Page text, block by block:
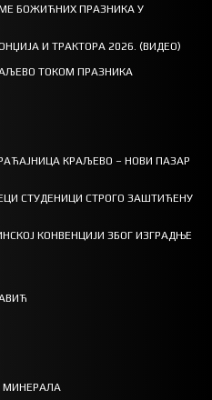
БОЖИЋНИХ ПРАЗНИКА У
И ТРАКТОРА 2026. (ВИДЕО)
ТОКОМ ПРАЗНИКА
КРАЉЕВО – НОВИ ПАЗАР
СТУДЕНИЦИ СТРОГО ЗАШТИЋЕНУ
КОНВЕНЦИЈИ ЗБОГ ИЗГРАДЊЕ
МИНЕРАЛА